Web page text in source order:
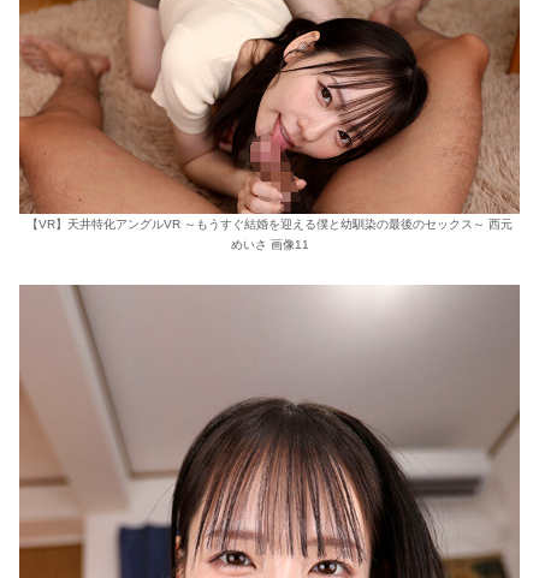
【VR】天井特化アングルVR ～もうすぐ結婚を迎える僕と幼馴染の最後のセックス～ 西元
めいさ 画像11